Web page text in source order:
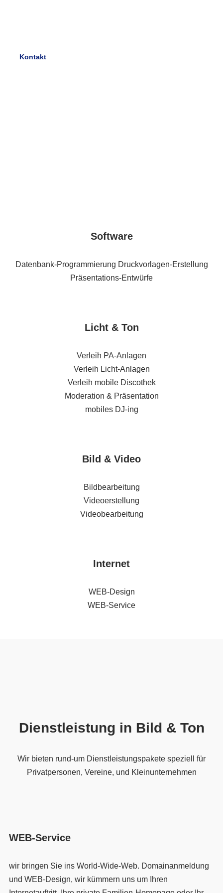
Kontakt
Software
Datenbank-Programmierung Druckvorlagen-Erstellung
Präsentations-Entwürfe
Licht & Ton
Verleih PA-Anlagen
Verleih Licht-Anlagen
Verleih mobile Discothek
Moderation & Präsentation
mobiles DJ-ing
Bild & Video
Bildbearbeitung
Videoerstellung
Videobearbeitung
Internet
WEB-Design
WEB-Service
Dienstleistung in Bild & Ton
Wir bieten rund-um Dienstleistungspakete speziell für
Privatpersonen, Vereine, und Kleinunternehmen
WEB-Service
wir bringen Sie ins World-Wide-Web. Domainanmeldung
und WEB-Design, wir kümmern uns um Ihren